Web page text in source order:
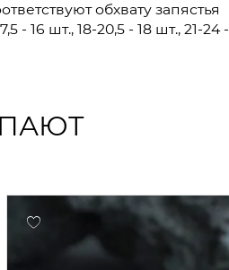
обхвату запястья
- 16 шт., 18-20,5 - 18 шт., 21-24 -